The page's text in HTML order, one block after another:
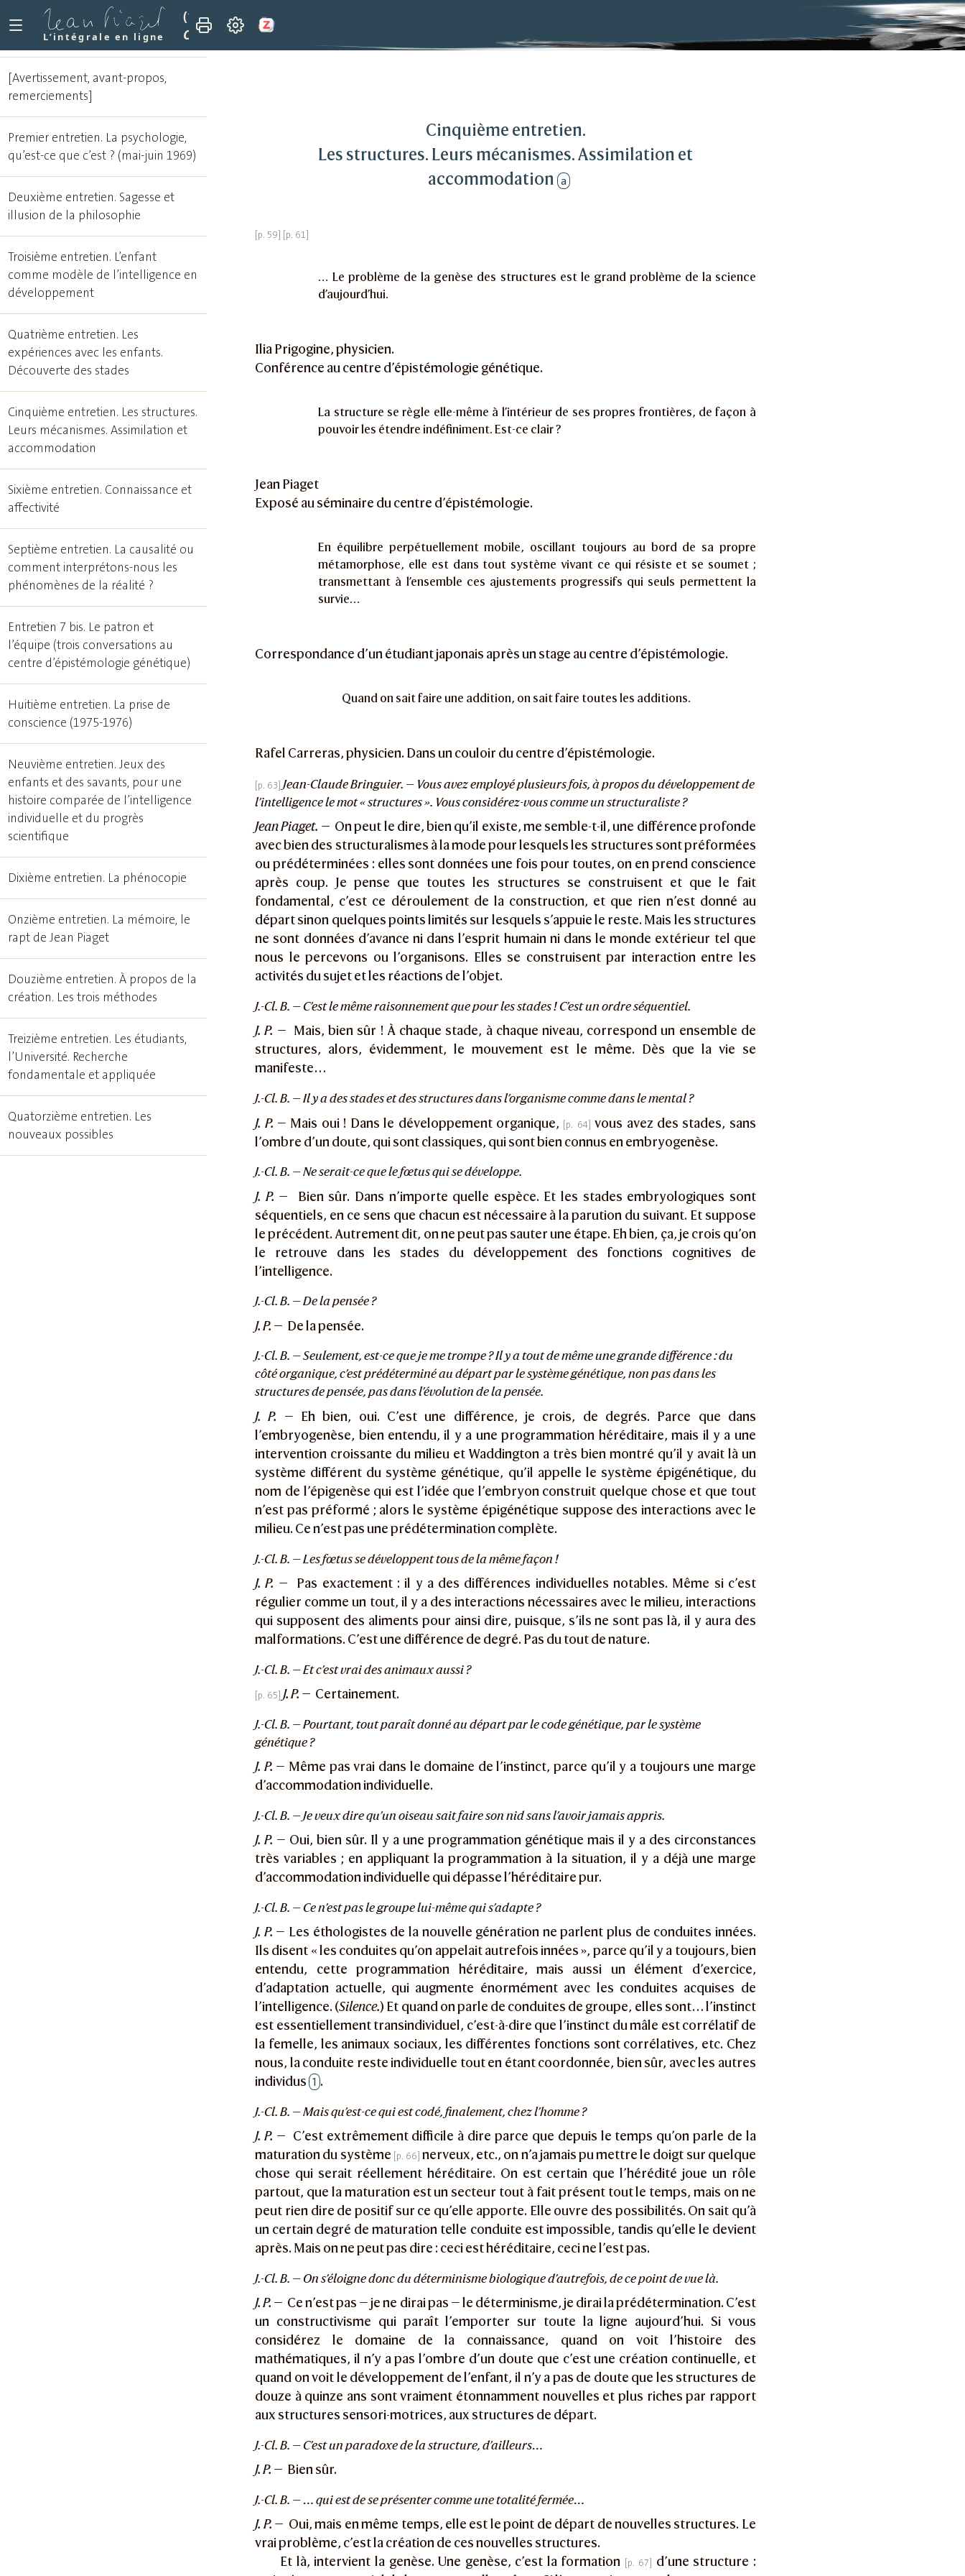
L’intégrale en ligne
(1977)
Conversations libres avec Jean Piaget
Cinquième entretien. Les structures. Leurs mécanismes. Assimilation et accommodation
Cinquième entretien.
Les structures. Leurs mécanismes. Assimilation et
accommodation a
… Le problème de la genèse des structures est le grand problème de la science
d’aujourd’hui.
Ilia Prigogine, physicien.
Conférence au centre d’épistémologie génétique.
La structure se règle elle-même à l’intérieur de ses propres frontières, de façon à
pouvoir les étendre indéfiniment. Est-ce clair ?
Jean Piaget
Exposé au séminaire du centre d’épistémologie.
En équilibre perpétuellement mobile, oscillant toujours au bord de sa propre
métamorphose, elle est dans tout système vivant ce qui résiste et se soumet ;
transmettant à l’ensemble ces ajustements progressifs qui seuls permettent la
survie…
Correspondance d’un étudiant japonais après un stage au centre d’épistémologie.
Quand on sait faire une addition, on sait faire toutes les additions.
Rafel Carreras, physicien. Dans un couloir du centre d’épistémologie.
Jean-Claude Bringuier. — Vous avez employé plusieurs fois, à propos du développement de
l’intelligence le mot « structures ». Vous considérez-vous comme un structuraliste ?
Jean Piaget. — On peut le dire, bien qu’il existe, me semble-t-il, une différence profonde
avec bien des structuralismes à la mode pour lesquels les structures sont préformées
ou prédéterminées : elles sont données une fois pour toutes, on en prend conscience
après coup. Je pense que toutes les structures se construisent et que le fait
fondamental, c’est ce déroulement de la construction, et que rien n’est donné au
départ sinon quelques points limités sur lesquels s’appuie le reste. Mais les structures
ne sont données d’avance ni dans l’esprit humain ni dans le monde extérieur tel que
nous le percevons ou l’organisons. Elles se construisent par interaction entre les
activités du sujet et les réactions de l’objet.
J.-Cl. B. — C’est le même raisonnement que pour les stades ! C’est un ordre séquentiel.
J. P. — Mais, bien sûr ! À chaque stade, à chaque niveau, correspond un ensemble de
structures, alors, évidemment, le mouvement est le même. Dès que la vie se
manifeste…
J.-Cl. B. — Il y a des stades et des structures dans l’organisme comme dans le mental ?
J. P. — Mais oui ! Dans le développement organique,
vous avez des stades, sans
l’ombre d’un doute, qui sont classiques, qui sont bien connus en embryogenèse.
J.-Cl. B. — Ne serait-ce que le fœtus qui se développe.
J. P. —
Bien sûr. Dans n’importe quelle espèce. Et les stades embryologiques sont
séquentiels, en ce sens que chacun est nécessaire à la parution du suivant. Et suppose
le précédent. Autrement dit, on ne peut pas sauter une étape. Eh bien, ça, je crois qu’on
le retrouve dans les stades du développement des fonctions cognitives de
l’intelligence.
J.-Cl. B. — De la pensée ?
J. P. — De la pensée.
J.-Cl. B. — Seulement, est-ce que je me trompe ? Il y a tout de même une grande différence : du
côté organique, c’est prédéterminé au départ par le système génétique, non pas dans les
structures de pensée, pas dans l’évolution de la pensée.
J. P. — Eh bien, oui. C’est une différence, je crois, de degrés. Parce que dans
l’embryogenèse, bien entendu, il y a une programmation héréditaire, mais il y a une
intervention croissante du milieu et Waddington a très bien montré qu’il y avait là un
système différent du système génétique, qu’il appelle le système épigénétique, du
nom de l’épigenèse qui est l’idée que l’embryon construit quelque chose et que tout
n’est pas préformé ; alors le système épigénétique suppose des interactions avec le
milieu. Ce n’est pas une prédétermination complète.
J.-Cl. B. — Les fœtus se développent tous de la même façon !
J. P. —
Pas exactement : il y a des différences individuelles notables. Même si c’est
régulier comme un tout, il y a des interactions nécessaires avec le milieu, interactions
qui supposent des aliments pour ainsi dire, puisque, s’ils ne sont pas là, il y aura des
malformations. C’est une différence de degré. Pas du tout de nature.
J.-Cl. B. — Et c’est vrai des animaux aussi ?
J. P. — Certainement.
J.-Cl. B. — Pourtant, tout paraît donné au départ par le code génétique, par le système
génétique ?
J. P. — Même pas vrai dans le domaine de l’instinct, parce qu’il y a toujours une marge
d’accommodation individuelle.
J.-Cl. B. — Je veux dire qu’un oiseau sait faire son nid sans l’avoir jamais appris.
J. P. — Oui, bien sûr. Il y a une programmation génétique mais il y a des circonstances
très variables ; en appliquant la programmation à la situation, il y a déjà une marge
d’accommodation individuelle qui dépasse l’héréditaire pur.
J.-Cl. B. — Ce n’est pas le groupe lui-même qui s’adapte ?
J. P. — Les éthologistes de la nouvelle génération ne parlent plus de conduites innées.
Ils disent « les conduites qu’on appelait autrefois innées », parce qu’il y a toujours, bien
entendu, cette programmation héréditaire, mais aussi un élément d’exercice,
d’adaptation actuelle, qui augmente énormément avec les conduites acquises de
l’intelligence. (Silence.) Et quand on parle de conduites de groupe, elles sont… l’instinct
est essentiellement transindividuel, c’est-à-dire que l’instinct du mâle est corrélatif de
la femelle, les animaux sociaux, les différentes fonctions sont corrélatives, etc. Chez
nous, la conduite reste individuelle tout en étant coordonnée, bien sûr, avec les autres
individus 1 .
J.-Cl. B. — Mais qu’est-ce qui est codé, finalement, chez l’homme ?
J. P. — C’est extrêmement difficile à dire parce que depuis le temps qu’on parle de la
maturation du système
nerveux, etc., on n’a jamais pu mettre le doigt sur quelque
chose qui serait réellement héréditaire. On est certain que l’hérédité joue un rôle
partout, que la maturation est un secteur tout à fait présent tout le temps, mais on ne
peut rien dire de positif sur ce qu’elle apporte. Elle ouvre des possibilités. On sait qu’à
un certain degré de maturation telle conduite est impossible, tandis qu’elle le devient
après. Mais on ne peut pas dire : ceci est héréditaire, ceci ne l’est pas.
J.-Cl. B. — On s’éloigne donc du déterminisme biologique d’autrefois, de ce point de vue là.
J. P. — Ce n’est pas — je ne dirai pas — le déterminisme, je dirai la prédétermination. C’est
un constructivisme qui paraît l’emporter sur toute la ligne aujourd’hui. Si vous
considérez le domaine de la connaissance, quand on voit l’histoire des
mathématiques, il n’y a pas l’ombre d’un doute que c’est une création continuelle, et
quand on voit le développement de l’enfant, il n’y a pas de doute que les structures de
douze à quinze ans sont vraiment étonnamment nouvelles et plus riches par rapport
aux structures sensori-motrices, aux structures de départ.
J.-Cl. B. — C’est un paradoxe de la structure, d’ailleurs…
J. P. — Bien sûr.
J.-Cl. B. — … qui est de se présenter comme une totalité fermée…
J. P. — Oui, mais en même temps, elle est le point de départ de nouvelles structures. Le
vrai problème, c’est la création de ces nouvelles structures.
Et là, intervient la genèse. Une genèse, c’est la formation
d’une structure :
[Avertissement, avant-propos,
remerciements]
Premier entretien. La psychologie,
qu’est-ce que c’est ? (mai-juin 1969)
Deuxième entretien. Sagesse et
illusion de la philosophie
Troisième entretien. L’enfant
comme modèle de l’intelligence en
développement
Quatrième entretien. Les
expériences avec les enfants.
Découverte des stades
Cinquième entretien. Les structures.
Leurs mécanismes. Assimilation et
accommodation
Sixième entretien. Connaissance et
affectivité
Septième entretien. La causalité ou
comment interprétons-nous les
phénomènes de la réalité ?
Entretien 7 bis. Le patron et
l’équipe (trois conversations au
centre d’épistémologie génétique)
Huitième entretien. La prise de
conscience (1975-1976)
Neuvième entretien. Jeux des
enfants et des savants, pour une
histoire comparée de l’intelligence
individuelle et du progrès
scientifique
Dixième entretien. La phénocopie
Onzième entretien. La mémoire, le
rapt de Jean Piaget
Douzième entretien. À propos de la
création. Les trois méthodes
Treizième entretien. Les étudiants,
l’Université. Recherche
fondamentale et appliquée
Quatorzième entretien. Les
nouveaux possibles